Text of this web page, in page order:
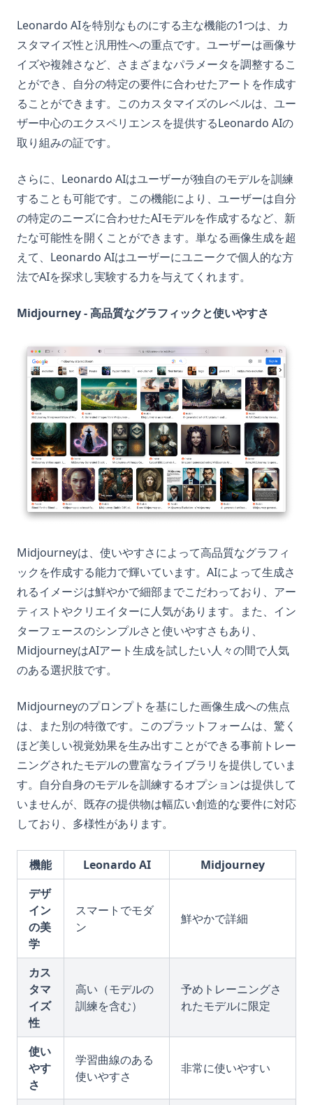
Leonardo AIを特別なものにする主な機能の1つは、カ
スタマイズ性と汎用性への重点です。ユーザーは画像サ
イズや複雑さなど、さまざまなパラメータを調整するこ
とができ、自分の特定の要件に合わせたアートを作成す
ることができます。このカスタマイズのレベルは、ユー
ザー中心のエクスペリエンスを提供するLeonardo AIの
取り組みの証です。
さらに、Leonardo AIはユーザーが独自のモデルを訓練
することも可能です。この機能により、ユーザーは自分
の特定のニーズに合わせたAIモデルを作成するなど、新
たな可能性を開くことができます。単なる画像生成を超
えて、Leonardo AIはユーザーにユニークで個人的な方
法でAIを探求し実験する力を与えてくれます。
Midjourney - 高品質なグラフィックと使いやすさ
Midjourneyは、使いやすさによって高品質なグラフィ
ックを作成する能力で輝いています。AIによって生成さ
れるイメージは鮮やかで細部までこだわっており、アー
ティストやクリエイターに人気があります。また、イン
ターフェースのシンプルさと使いやすさもあり、
MidjourneyはAIアート生成を試したい人々の間で人気
のある選択肢です。
Midjourneyのプロンプトを基にした画像生成への焦点
は、また別の特徴です。このプラットフォームは、驚く
ほど美しい視覚効果を生み出すことができる事前トレー
ニングされたモデルの豊富なライブラリを提供していま
す。自分自身のモデルを訓練するオプションは提供して
いませんが、既存の提供物は幅広い創造的な要件に対応
しており、多様性があります。
機能 Leonardo AI
Midjourney
デザ
イン
の美
学
スマートでモダ
ン
鮮やかで詳細
カス
タマ
イズ
性
高い（モデルの
訓練を含む）
予めトレーニングさ
れたモデルに限定
使い
やす
さ
学習曲線のある
使いやすさ
非常に使いやすい